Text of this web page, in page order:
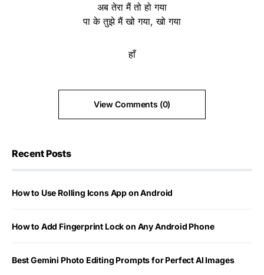
अब तेरा मैं तो हो गया
पा के तुझे मैं खो गया, खो गया
हाँ
View Comments (0)
Recent Posts
How to Use Rolling Icons App on Android
How to Add Fingerprint Lock on Any Android Phone
Best Gemini Photo Editing Prompts for Perfect AI Images